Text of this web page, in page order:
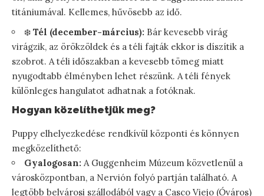
titániumával. Kellemes, hűvösebb az idő.
❄️ Tél (december-március): Bár kevesebb virág
virágzik, az örökzöldek és a téli fajták ekkor is díszítik a
szobrot. A téli időszakban a kevesebb tömeg miatt
nyugodtabb élményben lehet részünk. A téli fények
különleges hangulatot adhatnak a fotóknak.
Hogyan közelíthetjük meg?
Puppy elhelyezkedése rendkívül központi és könnyen
megközelíthető:
Gyalogosan: A Guggenheim Múzeum közvetlenül a
városközpontban, a Nervión folyó partján található. A
legtöbb belvárosi szállodából vagy a Casco Viejo (Óváros)